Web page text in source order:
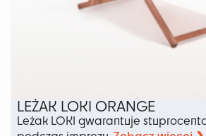
LEŻAK LOKI ORANGE
Leżak LOKI gwarantuje